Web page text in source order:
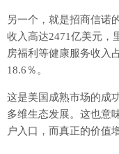
另一个，就是招商信诺
收入高达2471亿美元，
房福利等健康服务收入
18.6％。
这是美国成熟市场的成
多维生态发展。这也意
户入口，而真正的价值